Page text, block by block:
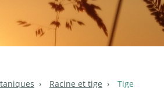
et pâturages Cultures dérobées
Racine et tige Tige